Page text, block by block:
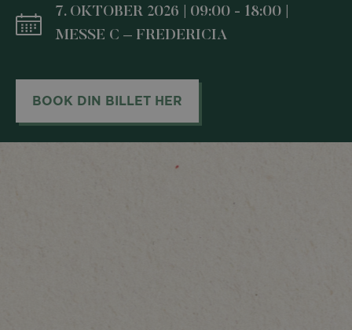
7. OKTOBER 2026 | 09:00 - 18:00 |
MESSE C – FREDERICIA
BOOK DIN BILLET HER